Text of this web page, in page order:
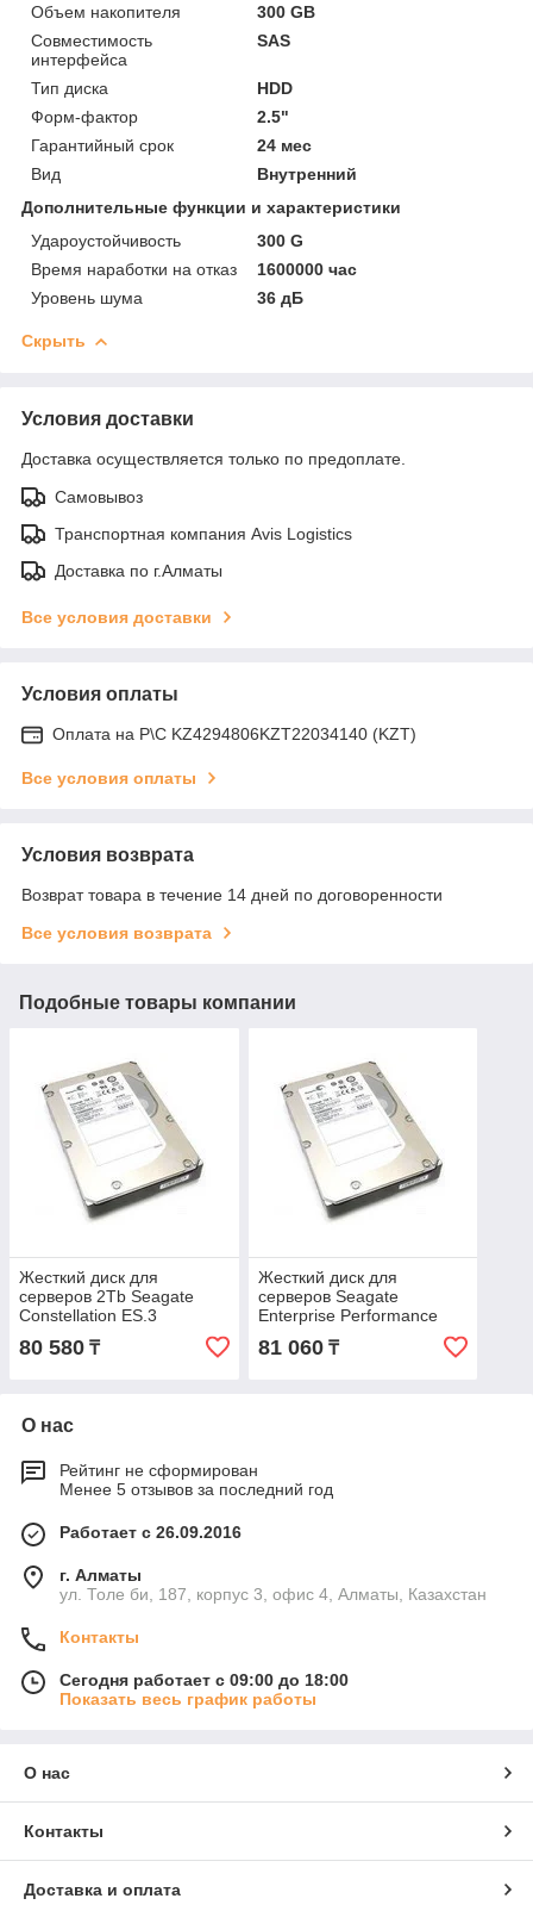
Объем накопителя
300 GB
Совместимость
интерфейса
SAS
Тип диска
HDD
Форм-фактор
2.5"
Гарантийный срок
24 мес
Вид
Внутренний
Дополнительные функции и характеристики
Удароустойчивость
300 G
Время наработки на отказ
1600000 час
Уровень шума
36 дБ
Скрыть
Условия доставки
Доставка осуществляется только по предоплате.
Самовывоз
Транспортная компания Avis Logistics
Доставка по г.Алматы
Все условия доставки
Условия оплаты
Оплата на Р\С KZ4294806KZT22034140 (KZT)
Все условия оплаты
Условия возврата
Возврат товара в течение 14 дней по договоренности
Все условия возврата
Подобные товары компании
Жесткий диск для
серверов 2Tb Seagate
Constellation ES.3
ST2000NM0023 Enterprise
Capacity SAS2.0 3.5"
80 580 ₸
Жесткий диск для
серверов Seagate
Enterprise Performance
10K 600Gb 2.5" 10000rpm
128Mb SAS 12Gb/s
81 060₸
О нас
Рейтинг не сформирован
Менее 5 отзывов за последний год
Работает с 26.09.2016
г. Алматы
ул. Толе би, 187, корпус 3, офис 4, Алматы, Казахстан
Контакты
Сегодня работает с 09:00 до 18:00
Показать весь график работы
О нас
Контакты
Доставка и оплата